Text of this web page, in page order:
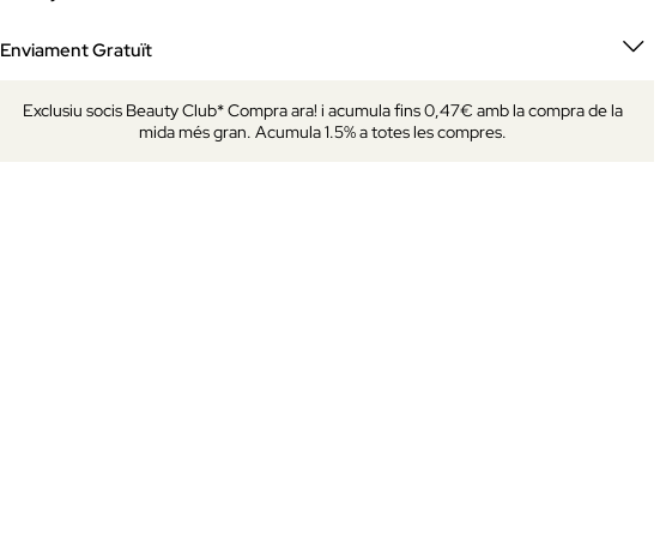
Enviament Gratuït
Exclusiu socis Beauty Club* Compra ara! i acumula fins 0,47€ amb la compra de la
mida més gran. Acumula 1.5% a totes les compres.